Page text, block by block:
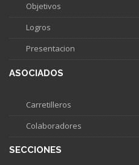
Objetivos
Logros
Presentacion
ASOCIADOS
Carretilleros
Colaboradores
SECCIONES